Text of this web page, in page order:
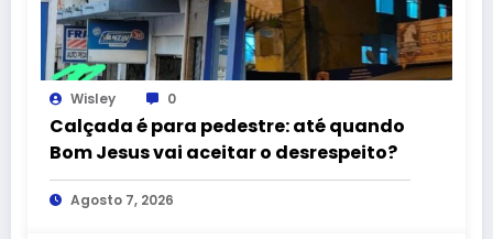
Wisley 0
Calçada é para pedestre: até quando
Bom Jesus vai aceitar o desrespeito?
Agosto 7, 2026